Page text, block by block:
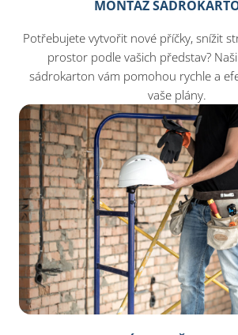
MONTÁŽ
Potřebujete vytvořit nové příčky, snížit
prostor podle vašich představ?
sádrokarton vám pomohou rychle a
vaše plány.